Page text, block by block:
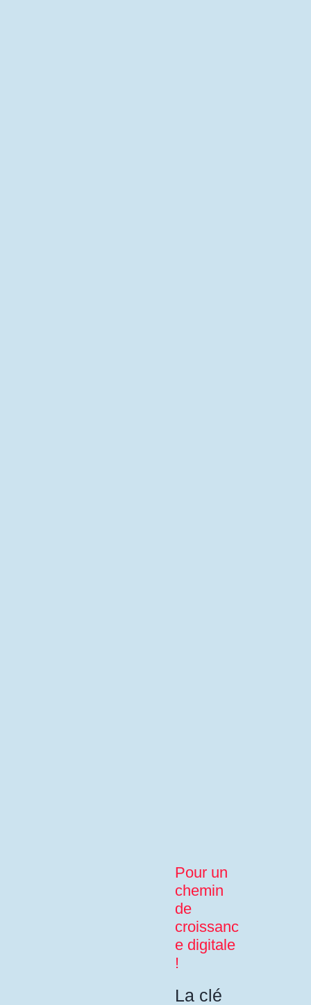
Pour un
chemin
de
croissanc
e digitale
!
La clé